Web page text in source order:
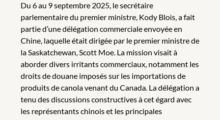
Du 6 au 9 septembre 2025, le secrétaire
parlementaire du premier ministre, Kody Blois, a fait
partie d’une délégation commerciale envoyée en
Chine, laquelle était dirigée par le premier ministre de
la Saskatchewan, Scott Moe. La mission visait à
aborder divers irritants commerciaux, notamment les
droits de douane imposés sur les importations de
produits de canola venant du Canada. La délégation a
tenu des discussions constructives à cet égard avec
les représentants chinois et les principales